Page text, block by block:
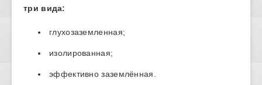
три вида:
глухозаземленная;
изолированная;
эффективно заземлённая.